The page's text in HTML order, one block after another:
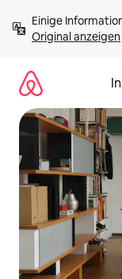
Inhalten
springenOriginal anzeigen